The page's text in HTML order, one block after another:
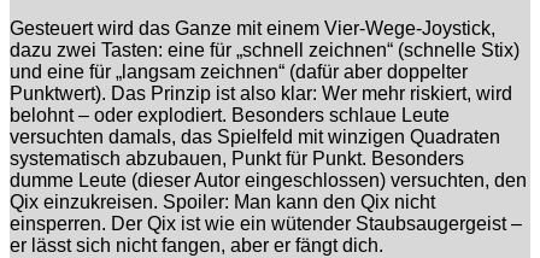
Gesteuert wird das Ganze mit einem Vier-Wege-Joystick,
dazu zwei Tasten: eine für „schnell zeichnen“ (schnelle Stix)
und eine für „langsam zeichnen“ (dafür aber doppelter
Punktwert). Das Prinzip ist also klar: Wer mehr riskiert, wird
belohnt – oder explodiert. Besonders schlaue Leute
versuchten damals, das Spielfeld mit winzigen Quadraten
systematisch abzubauen, Punkt für Punkt. Besonders
dumme Leute (dieser Autor eingeschlossen) versuchten, den
Qix einzukreisen. Spoiler: Man kann den Qix nicht
einsperren. Der Qix ist wie ein wütender Staubsaugergeist –
er lässt sich nicht fangen, aber er fängt dich.